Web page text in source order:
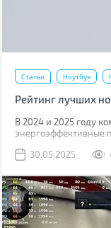
Статьи Ноутбук
Рейтинг лучших
В 2024 и 2025 году
энергоэффективные
Nvidia выпустили
ноутбуков тут же
железом,
30.05.2025